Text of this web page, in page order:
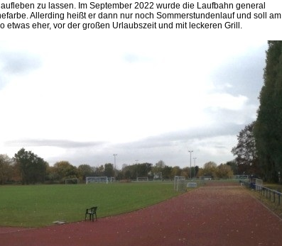
zu lassen. Im September 2022 wurde die Laufbahn general
Allerding heißt er dann nur noch Sommerstundenlauf und soll am
etwas eher, vor der großen Urlaubszeit und mit leckeren Grill.